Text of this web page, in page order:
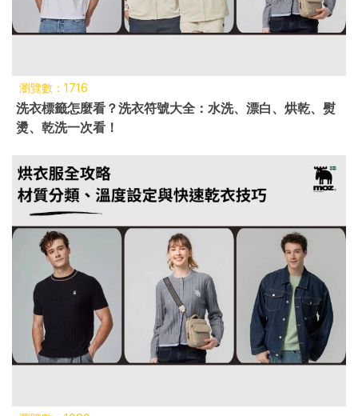
瀏覽數：1716
洗衣標籤怎麼看？洗衣符號大全：水洗、漂白、烘乾、熨
燙、乾洗一次看！